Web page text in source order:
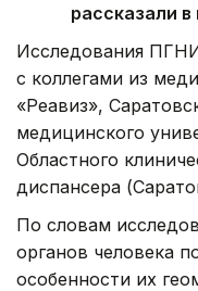
рассказали
Исследования
с коллегами из
«Реавиз»,
медицинского
Областного
диспансера
По словам
органов человека
особенности их